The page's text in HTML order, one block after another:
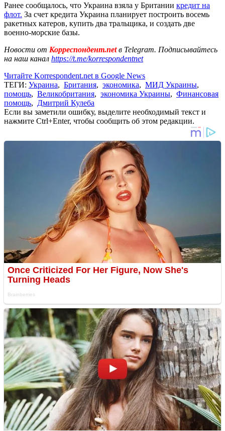
Ранее сообщалось, что Украина взяла у Британии кредит на
флот. За счет кредита Украина планирует построить восемь
ракетных катеров, купить два тральщика, и создать две
военно-морские базы.
Новости от Корреспондент.netв Telegram. Подписывайтесь
на наш канал https://t.me/korrespondentnet
Читайте Korrespondent.net в Google News
ТЕГИ: Украина, Британия, экономика, МИД Украины,
помощь, Великобритания, экономика Украины, Финансовая
помощь, Дмитрий Кулеба
Если вы заметили ошибку, выделите необходимый текст и
нажмите Ctrl+Enter, чтобы сообщить об этом редакции.